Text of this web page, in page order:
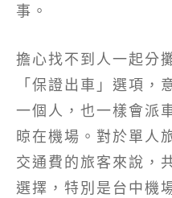
事。
擔心找不到人一起
「保證出車」選項，
一個人，也一樣會派
晾在機場。對於單人
交通費的旅客來說，
選擇，特別是台中機